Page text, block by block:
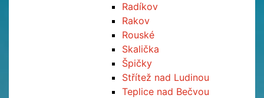
Radíkov
Rakov
Rouské
Skalička
Špičky
Střítež nad Ludinou
Teplice nad Bečvou